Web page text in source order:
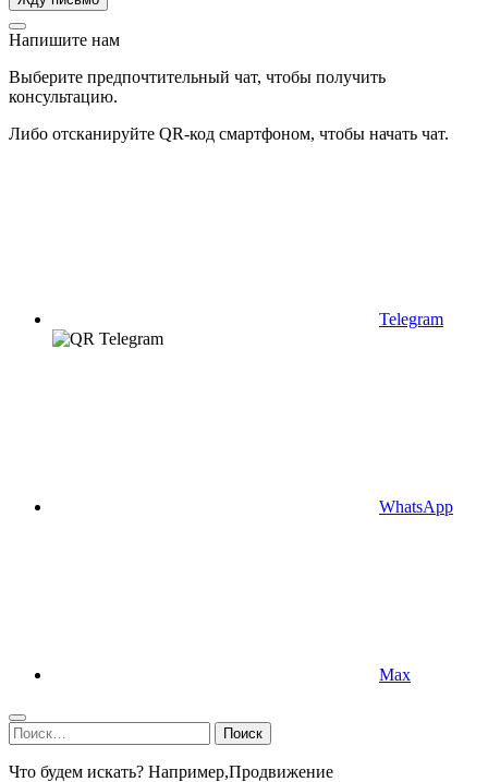
Напишите нам
Выберите предпочтительный чат, чтобы получить
консультацию.
Либо отсканируйте QR-код смартфоном, чтобы начать чат.
Telegram
WhatsApp
Max
Найти:
Что будем искать? Например,Продвижение